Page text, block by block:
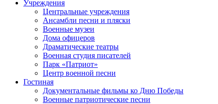
Учреждения
Центральные учреждения
Ансамбли песни и пляски
Военные музеи
Дома офицеров
Драматические театры
Военная студия писателей
Парк «Патриот»
Центр военной песни
Гостиная
Документальные фильмы ко Дню Победы
Военные патриотические песни